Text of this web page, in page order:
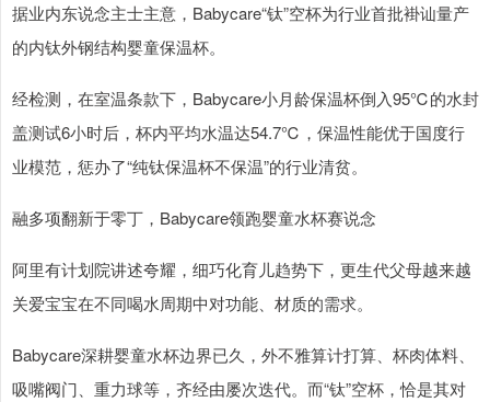
据业内东说念主士主意，Babycare“钛”空杯为行业首批褂讪量产
的内钛外钢结构婴童保温杯。
经检测，在室温条款下，Babycare小月龄保温杯倒入95℃的水封
盖测试6小时后，杯内平均水温达54.7℃，保温性能优于国度行
业模范，惩办了“纯钛保温杯不保温”的行业清贫。
融多项翻新于零丁，Babycare领跑婴童水杯赛说念
阿里有计划院讲述夸耀，细巧化育儿趋势下，更生代父母越来越
关爱宝宝在不同喝水周期中对功能、材质的需求。
Babycare深耕婴童水杯边界已久，外不雅算计打算、杯肉体料、
吸嘴阀门、重力球等，齐经由屡次迭代。而“钛”空杯，恰是其对